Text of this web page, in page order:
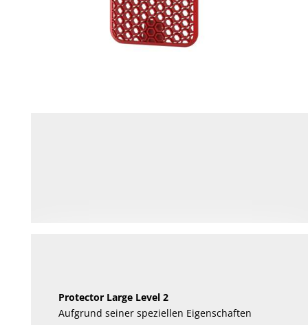
Protector Large Level 2
Aufgrund seiner speziellen Eigenschaften